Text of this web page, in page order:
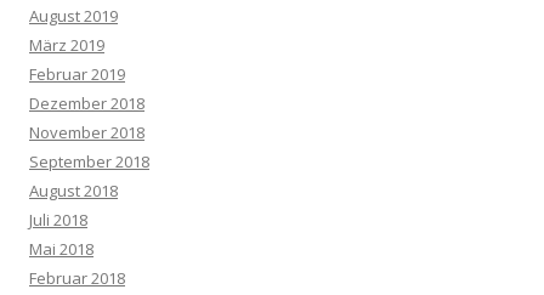
August 2019
März 2019
Februar 2019
Dezember 2018
November 2018
September 2018
August 2018
Juli 2018
Mai 2018
Februar 2018